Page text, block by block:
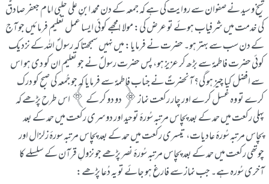
شیخ و سید نے صفوان سے روایت کی ہے کہ جمعہ کے دن محمد ابنِ علی حلبی امام جعفر صادقؑ
کی خدمت میں شرفیاب ہوئے تو عرض کی: مولا !مجھے کوئی ایسا عمل تعلیم فرمائیں جو آج
کے دن سب سے بہتر ہو۔ حضرت نے فرمایا: میں نہیں سمجھتا کہ رسولؐ اللہ کے نزدیک
کوئی حضرت فاطمہؑ سے بڑھ کر عزیز ہو، پس حضرت رسولؐ نے جو تعلیم ان کو دی ہو اس
سے افضل کیا چیز ہو گی؟ آنحضرتؐ نے جناب فاطمہؑ سے فرمایا کہ جو جُمعہ کی صبح کو درک
کرے تو وہ غسل کرے اور چار رکعت نماز ﴿دو دو کر کے﴾ اس طرح پڑھے کہ
پہلی رکعت میں حمد کے بعد پچاس مرتبہ سُورۂ توحید اور دوسری رکعت میں حمد کے بعد
پچاس مرتبہ سُورۂ عادیات، تیسری رکعت میں حمد کے بعد پچاس مرتبہ سورۂ زلزال اور
چوتھی رکعت میں حمد کے بعد پچاس مرتبہ سُورۂ نصر پڑھے جو نزولِ قرآن کے سلسلے کا
آخری سُورہ ہے۔ جب نماز سے فارغ ہو جائے تو یہ دُعا پڑھے: